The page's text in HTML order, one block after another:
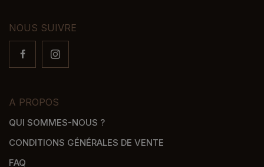
NOUS SUIVRE
A PROPOS
QUI SOMMES-NOUS ?
CONDITIONS GÉNÉRALES DE VENTE
FAQ